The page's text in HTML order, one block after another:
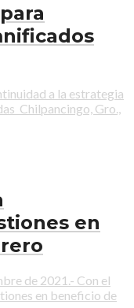
a la estrategia
Chilpancingo, Gro.,
en
de 2021.- Con el
en beneficio de